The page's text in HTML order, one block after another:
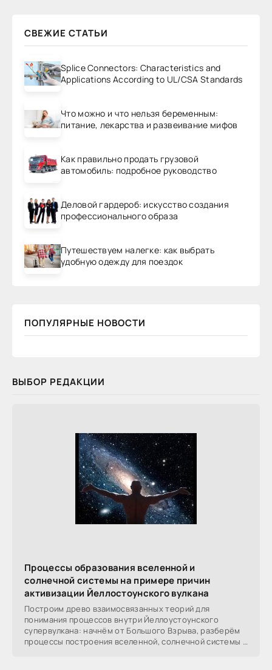
СВЕЖИЕ СТАТЬИ
Splice Connectors: Characteristics and
Applications According to UL/CSA Standards
Что можно и что нельзя беременным:
питание, лекарства и развеивание мифов
Как правильно продать грузовой
автомобиль: подробное руководство
Деловой гардероб: искусство создания
профессионального образа
Путешествуем налегке: как выбрать
удобную одежду для поездок
ПОПУЛЯРНЫЕ НОВОСТИ
ВЫБОР РЕДАКЦИИ
Процессы образования вселенной и
солнечной системы на примере причин
активизации Йеллостоунского вулкана
Построим древо взаимосвязанных теорий для
понимания процессов внутри Йеллоустоунского
супервулкана: начнём от Большого Взрыва, разберём
процессы построения вселенной, солнечной системы в